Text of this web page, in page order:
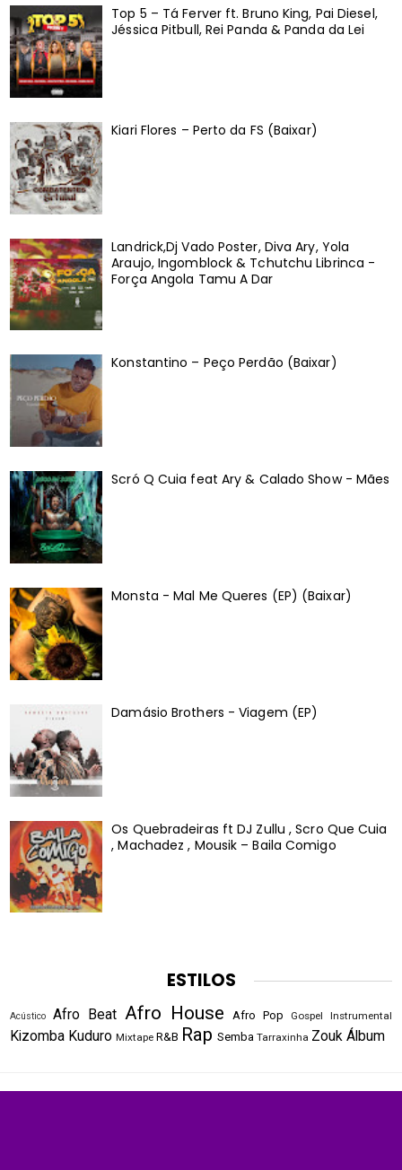
Top 5 – Tá Ferver ft. Bruno King, Pai Diesel,
Jéssica Pitbull, Rei Panda & Panda da Lei
Kiari Flores – Perto da FS (Baixar)
Landrick,Dj Vado Poster, Diva Ary, Yola
Araujo, Ingomblock & Tchutchu Librinca -
Força Angola Tamu A Dar
Konstantino – Peço Perdão (Baixar)
Scró Q Cuia feat Ary & Calado Show - Mães
Monsta - Mal Me Queres (EP) (Baixar)
Damásio Brothers - Viagem (EP)
Os Quebradeiras ft DJ Zullu , Scro Que Cuia
, Machadez , Mousik – Baila Comigo
ESTILOS
Acústico Afro Beat Afro House Afro Pop Gospel Instrumental
Kizomba Kuduro Mixtape R&B Rap Semba Tarraxinha Zouk Álbum